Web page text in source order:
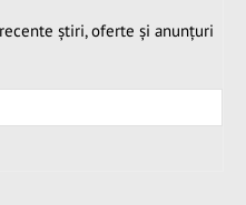
știri, oferte și anunțuri